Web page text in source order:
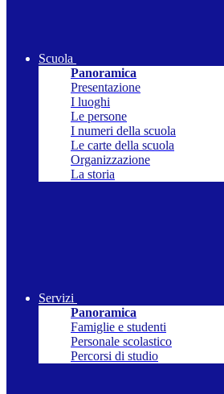
Scuola
Panoramica
Presentazione
I luoghi
Le persone
I numeri della scuola
Le carte della scuola
Organizzazione
La storia
Servizi
Panoramica
Famiglie e studenti
Personale scolastico
Percorsi di studio